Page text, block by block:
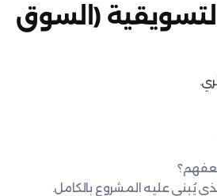
(السوق
يُبنى عليه المشروع بالكامل.